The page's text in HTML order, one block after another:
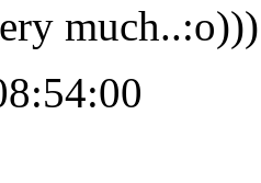
much..:o)))